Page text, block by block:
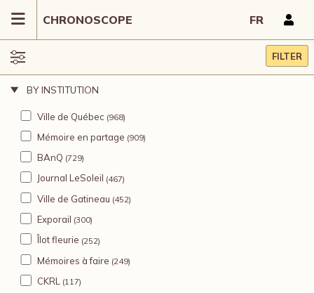
CHRONOSCOPE FR
FILTER
BY INSTITUTION
Ville de Québec (968)
Mémoire en partage (909)
BAnQ (729)
Journal LeSoleil (467)
Ville de Gatineau (452)
Exporail (300)
Îlot fleurie (252)
Mémoires à faire (249)
CKRL (117)